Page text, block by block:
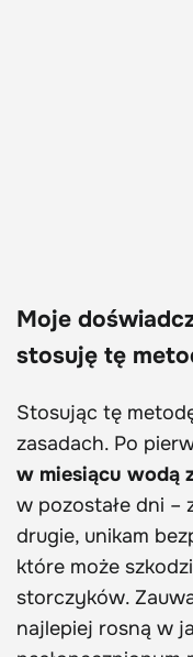
Moje
stosuję tę
Stosując tę
zasadach. Po
w miesiącu wodą
w pozostałe dni –
drugie, unikam
które może
storczyków.
najlepiej rosną w